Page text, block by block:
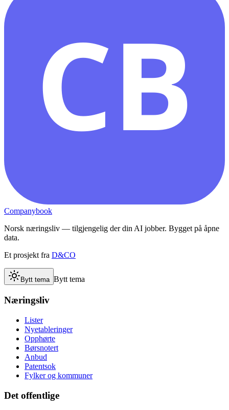
CB
Companybook
Norsk næringsliv — tilgjengelig der din AI jobber. Bygget på åpne
data.
Et prosjekt fra D&CO
Bytt tema Bytt tema
Næringsliv
Lister
Nyetableringer
Opphørte
Børsnotert
Anbud
Patentsok
Fylker og kommuner
Det offentlige